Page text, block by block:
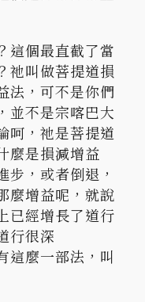
這個最直截了當
祂叫做菩提道損
法， 可不是你們
並不是宗喀巴大
呵， 祂是菩提道
麼是損減增益
步，或者倒退，
麼增益呢，就說
已經增長了道行
行很深
這麼一部法，叫